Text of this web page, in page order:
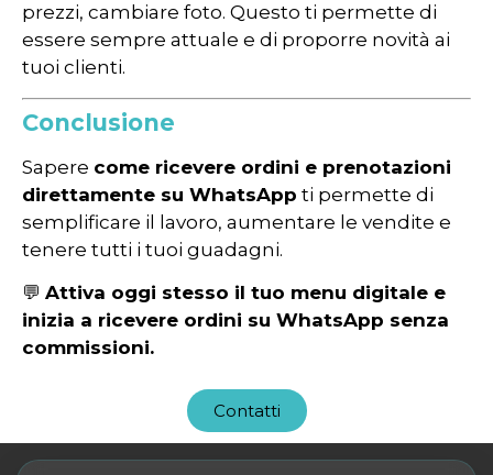
prezzi, cambiare foto. Questo ti permette di
essere sempre attuale e di proporre novità ai
tuoi clienti.
Conclusione
Sapere come ricevere ordini e prenotazioni
direttamente su WhatsApp ti permette di
semplificare il lavoro, aumentare le vendite e
tenere tutti i tuoi guadagni.
💬 Attiva oggi stesso il tuo menu digitale e
inizia a ricevere ordini su WhatsApp senza
commissioni.
Contatti